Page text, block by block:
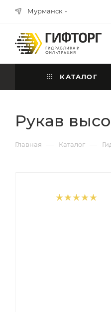
Мурманск
КАТАЛОГ
Рукав
Главная — Каталог —